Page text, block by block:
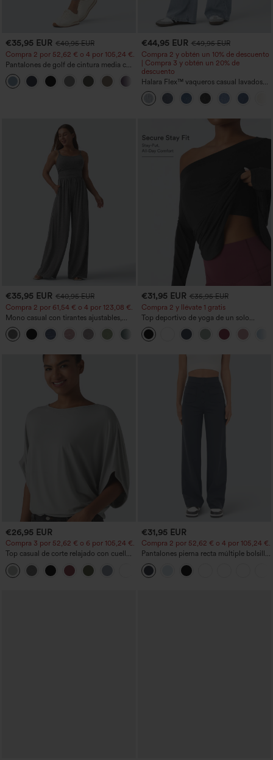
€35,95 EUR €40,95 EUR
Compra 2 por 52,62 € o 4 por 105,24 €.
Pantalones de golf de cintura media con
cordón, dobladillo curvo, secado rápido,
de corte cónico y con bolsillos - UPF40+
+2
€44,95 EUR €49,95 EUR
Compra 2 y obtén un 10% de descuento
| Compra 3 y obtén un 20% de
descuento
Halara Flex™ vaqueros casual lavados
asimétricos de tiro bajo con bolsillos
con cremallera, corte baggy y pierna
ancha
€35,95 EUR €40,95 EUR
Compra 2 por 61,54 € o 4 por 123,08 €.
Mono casual con tirantes ajustables,
fruncidos, pierna ancha, tejido jaspeado
y bolsillos - Easy Peezy
+10
€31,95 EUR €35,95 EUR
Compra 2 y llévate 1 gratis
Top deportivo de yoga de un solo
hombro, manga larga con agujero para
el pulgar, dobladillo curvo estilo high-
low (frente más corto, espalda más
€26,95 EUR
Compra 3 por 52,62 € o 6 por 105,24 €.
Top casual de corte relajado con cuello
redondo y mangas murciélago.
+1
€31,95 EUR
Compra 2 por 52,62 € o 4 por 105,24 €.
Pantalones pierna recta múltiple bolsillo
botón tiro alto